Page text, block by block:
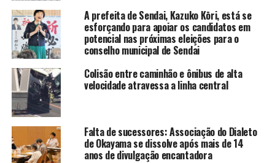
A prefeita de Sendai, Kazuko Kōri, está se
esforçando para apoiar os candidatos em
potencial nas próximas eleições para o
conselho municipal de Sendai
Colisão entre caminhão e ônibus de alta
velocidade atravessa a linha central
Falta de sucessores: Associação do Dialeto
de Okayama se dissolve após mais de 14
anos de divulgação encantadora